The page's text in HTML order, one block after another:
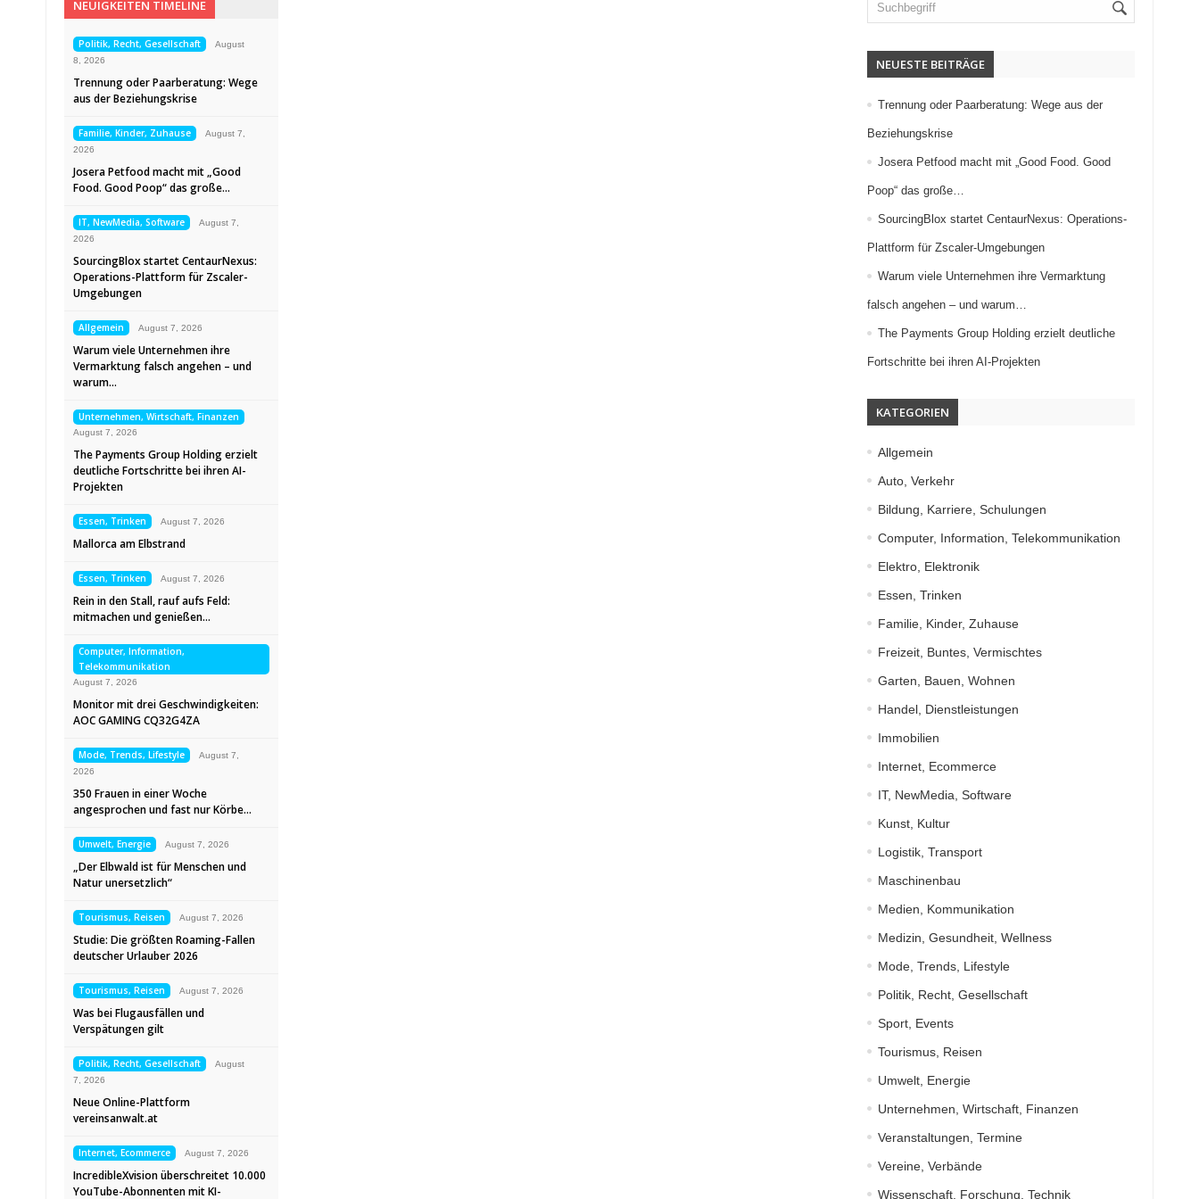
NEUIGKEITEN TIMELINE
Politik, Recht, Gesellschaft
August
8, 2026
Trennung oder Paarberatung: Wege
aus der Beziehungskrise
Familie, Kinder, Zuhause
August 7,
2026
Josera Petfood macht mit „Good
Food. Good Poop“ das große…
IT, NewMedia, Software
August 7,
2026
SourcingBlox startet CentaurNexus:
Operations-Plattform für Zscaler-
Umgebungen
Allgemein August 7, 2026
Warum viele Unternehmen ihre
Vermarktung falsch angehen – und
warum…
Unternehmen, Wirtschaft, Finanzen
August 7, 2026
The Payments Group Holding erzielt
deutliche Fortschritte bei ihren AI-
Projekten
Essen, Trinken August 7, 2026
Mallorca am Elbstrand
Essen, Trinken August 7, 2026
Rein in den Stall, rauf aufs Feld:
mitmachen und genießen…
Computer, Information,
Telekommunikation
August 7, 2026
Monitor mit drei Geschwindigkeiten:
AOC GAMING CQ32G4ZA
Mode, Trends, Lifestyle
August 7,
2026
350 Frauen in einer Woche
angesprochen und fast nur Körbe…
Umwelt, Energie August 7, 2026
„Der Elbwald ist für Menschen und
Natur unersetzlich“
Tourismus, Reisen August 7, 2026
Studie: Die größten Roaming-Fallen
deutscher Urlauber 2026
Tourismus, Reisen August 7, 2026
Was bei Flugausfällen und
Verspätungen gilt
Politik, Recht, Gesellschaft
August
7, 2026
Neue Online-Plattform
vereinsanwalt.at
Internet, Ecommerce August 7, 2026
IncredibleXvision überschreitet 10.000
YouTube-Abonnenten mit KI-
NEUESTE BEITRÄGE
Trennung oder Paarberatung: Wege aus der
Beziehungskrise
Josera Petfood macht mit „Good Food. Good
Poop“ das große…
SourcingBlox startet CentaurNexus: Operations-
Plattform für Zscaler-Umgebungen
Warum viele Unternehmen ihre Vermarktung
falsch angehen – und warum…
The Payments Group Holding erzielt deutliche
Fortschritte bei ihren AI-Projekten
KATEGORIEN
Allgemein
Auto, Verkehr
Bildung, Karriere, Schulungen
Computer, Information, Telekommunikation
Elektro, Elektronik
Essen, Trinken
Familie, Kinder, Zuhause
Freizeit, Buntes, Vermischtes
Garten, Bauen, Wohnen
Handel, Dienstleistungen
Immobilien
Internet, Ecommerce
IT, NewMedia, Software
Kunst, Kultur
Logistik, Transport
Maschinenbau
Medien, Kommunikation
Medizin, Gesundheit, Wellness
Mode, Trends, Lifestyle
Politik, Recht, Gesellschaft
Sport, Events
Tourismus, Reisen
Umwelt, Energie
Unternehmen, Wirtschaft, Finanzen
Veranstaltungen, Termine
Vereine, Verbände
Wissenschaft, Forschung, Technik